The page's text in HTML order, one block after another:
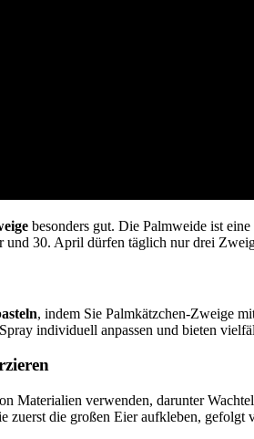
besonders gut. Die Palmweide ist
und 30. April dürfen täglich nur drei
, indem Sie Palmkätzchen-Zweige
individuell anpassen und bieten
Materialien verwenden, darunter
zuerst die großen Eier aufkleben,